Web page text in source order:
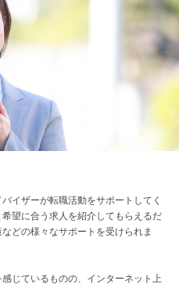
イザーが転職活動をサポートしてく
望に合う求人を紹介してもらえるだ
どの様々なサポートを受けられま
じているものの、インターネット上